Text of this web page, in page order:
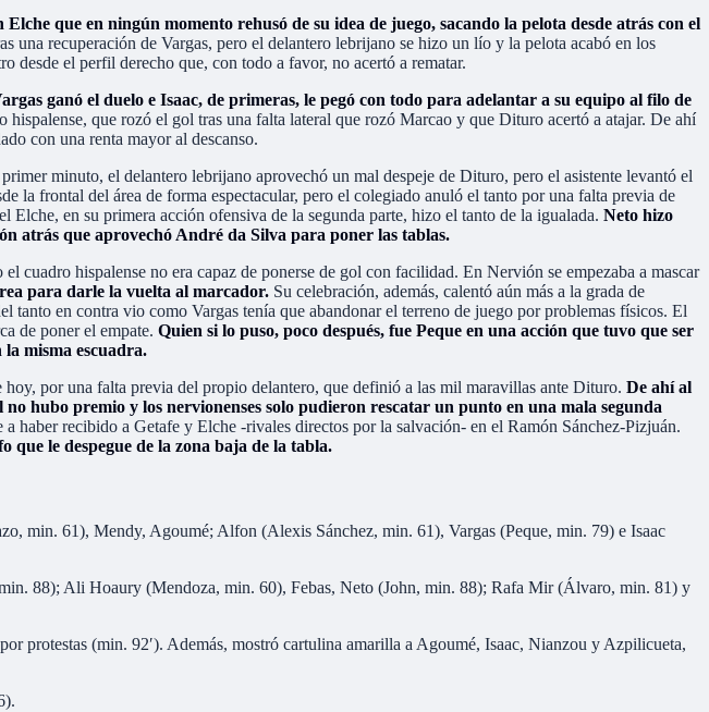
Elche que en ningún momento rehusó de su idea de juego, sacando la pelota desde atrás con el
una recuperación de Vargas, pero el delantero lebrijano se hizo un lío y la pelota acabó en los
desde el perfil derecho que, con todo a favor, no acertó a rematar.
ganó el duelo e Isaac, de primeras, le pegó con todo para adelantar a su equipo al filo de
que rozó el gol tras una falta lateral que rozó Marcao y que Dituro acertó a atajar. De ahí
con una renta mayor al descanso.
minuto, el delantero lebrijano aprovechó un mal despeje de Dituro, pero el asistente levantó el
la frontal del área de forma espectacular, pero el colegiado anuló el tanto por una falta previa de
en su primera acción ofensiva de la segunda parte, hizo el tanto de la igualada. Neto hizo
atrás que aprovechó André da Silva para poner las tablas.
hispalense no era capaz de ponerse de gol con facilidad. En Nervión se empezaba a mascar
para darle la vuelta al marcador. Su celebración, además, calentó aún más a la grada de
en contra vio como Vargas tenía que abandonar el terreno de juego por problemas físicos. El
de poner el empate. Quien si lo puso, poco después, fue Peque en una acción que tuvo que ser
misma escuadra.
por una falta previa del propio delantero, que definió a las mil maravillas ante Dituro. De ahí al
hubo premio y los nervionenses solo pudieron rescatar un punto en una mala segunda
haber recibido a Getafe y Elche -rivales directos por la salvación- en el Ramón Sánchez-Pizjuán.
que le despegue de la zona baja de la tabla.
min. 61), Mendy, Agoumé; Alfon (Alexis Sánchez, min. 61), Vargas (Peque, min. 79) e Isaac
88); Ali Hoaury (Mendoza, min. 60), Febas, Neto (John, min. 88); Rafa Mir (Álvaro, min. 81) y
protestas (min. 92′). Además, mostró cartulina amarilla a Agoumé, Isaac, Nianzou y Azpilicueta,